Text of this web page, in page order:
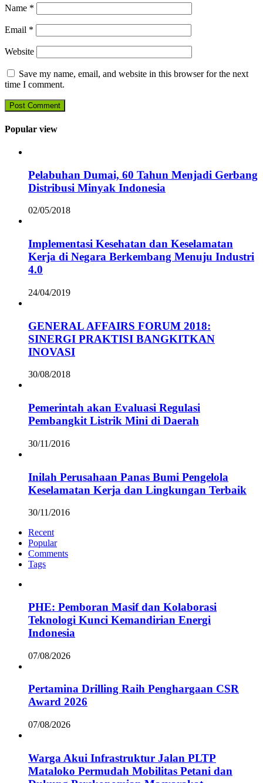
Name *
Email *
Website
Save my name, email, and website in this browser for the next
time I comment.
Popular view
Pelabuhan Dumai, 60 Tahun Menjadi Gerbang
Distribusi Minyak Indonesia
02/05/2018
Implementasi Kesehatan dan Keselamatan
Kerja di Negara Berkembang Menuju Industri
4.0
24/04/2019
GENERAL AFFAIRS FORUM 2018:
SINERGI PRAKTISI BANGKITKAN
INOVASI
30/08/2018
Pemerintah akan Evaluasi Regulasi
Pembangkit Listrik Mini di Daerah
30/11/2016
Inilah Perusahaan Panas Bumi Pengelola
Keselamatan Kerja dan Lingkungan Terbaik
30/11/2016
Recent
Popular
Comments
Tags
PHE: Pemboran Masif dan Kolaborasi
Teknologi Kunci Kemandirian Energi
Indonesia
07/08/2026
Pertamina Drilling Raih Penghargaan CSR
Award 2026
07/08/2026
Warga Akui Infrastruktur Jalan PLTP
Mataloko Permudah Mobilitas Petani dan